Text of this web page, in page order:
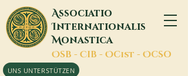
Associatio
Internationalis
Monastica
OSB - CIB - OCist - OCSO
UNS UNTERSTÜTZEN